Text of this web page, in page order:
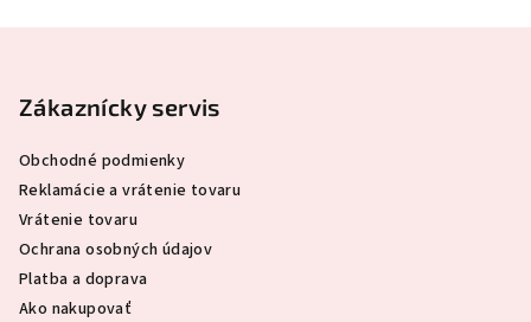
Zákaznícky servis
Obchodné podmienky
Reklamácie a vrátenie tovaru
Vrátenie tovaru
Ochrana osobných údajov
Platba a doprava
Ako nakupovať